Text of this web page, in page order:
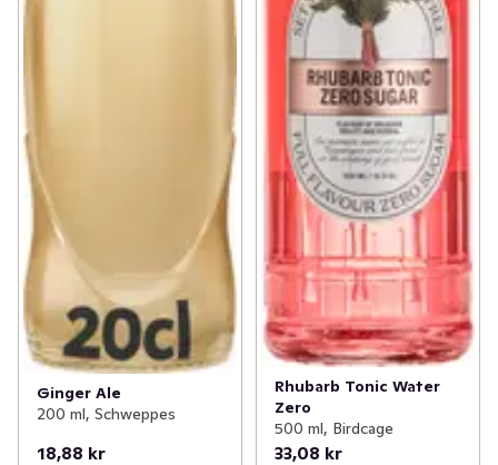
Ginger Ale
200 ml, Schweppes
18,88 kr
Rhubarb Tonic Water
Zero
500 ml, Birdcage
33,08 kr